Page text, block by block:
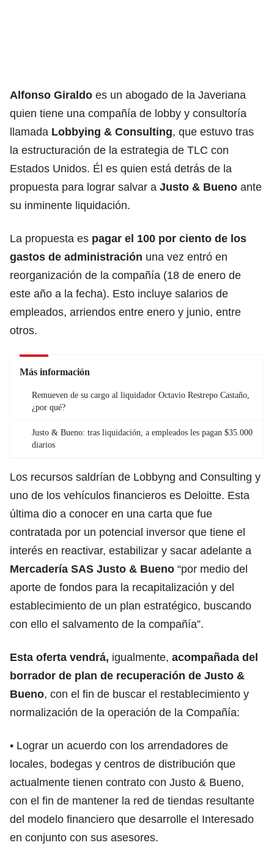
Alfonso Giraldo es un abogado de la Javeriana
quien tiene una compañía de lobby y consultoría
llamada Lobbying & Consulting, que estuvo tras
la estructuración de la estrategia de TLC con
Estados Unidos. Él es quien está detrás de la
propuesta para lograr salvar a Justo & Bueno ante
su inminente liquidación.
La propuesta es pagar el 100 por ciento de los
gastos de administración una vez entró en
reorganización de la compañía (18 de enero de
este año a la fecha). Esto incluye salarios de
empleados, arriendos entre enero y junio, entre
otros.
Más información
Remueven de su cargo al liquidador Octavio Restrepo Castaño,
¿por qué?
Justo & Bueno: tras liquidación, a empleados les pagan $35.000
diarios
Los recursos saldrían de Lobbyng and Consulting y
uno de los vehículos financieros es Deloitte. Esta
última dio a conocer en una carta que fue
contratada por un potencial inversor que tiene el
interés en reactivar, estabilizar y sacar adelante a
Mercadería SAS Justo & Bueno “por medio del
aporte de fondos para la recapitalización y del
establecimiento de un plan estratégico, buscando
con ello el salvamento de la compañía”.
Esta oferta vendrá, igualmente, acompañada del
borrador de plan de recuperación de Justo &
Bueno, con el fin de buscar el restablecimiento y
normalización de la operación de la Compañía:
• Lograr un acuerdo con los arrendadores de
locales, bodegas y centros de distribución que
actualmente tienen contrato con Justo & Bueno,
con el fin de mantener la red de tiendas resultante
del modelo financiero que desarrolle el Interesado
en conjunto con sus asesores.